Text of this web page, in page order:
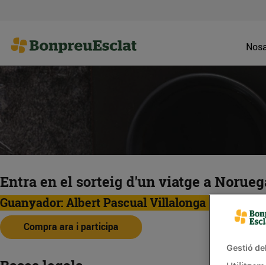
Entra en el sorteig d'un viatge a
Guanyador: Albert Pascual Villalonga
Compra ara i participa
Gestió